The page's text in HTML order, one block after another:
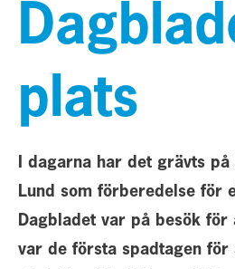
plats
I dagarna har det grävts på
Lund som förberedelse för
Dagbladet var på besök
var de första spadtagen